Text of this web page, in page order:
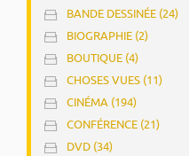
BANDE DESSINÉE (24)
BIOGRAPHIE (2)
BOUTIQUE (4)
CHOSES VUES (11)
CINÉMA (194)
CONFÉRENCE (21)
DVD (34)